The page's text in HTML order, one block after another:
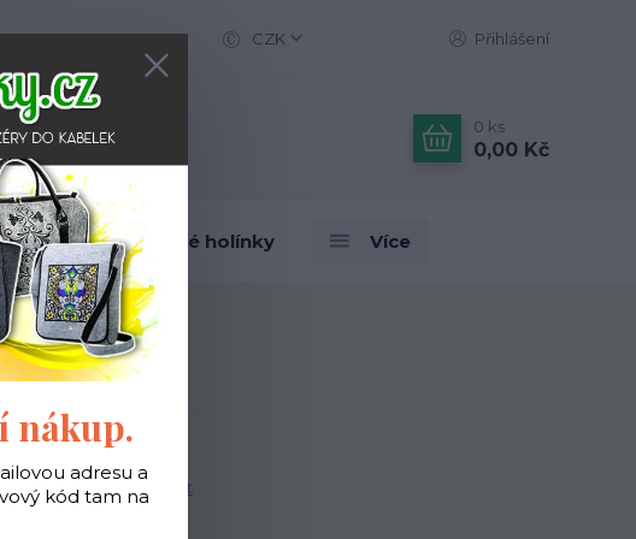
CZK Přihlášení
0 ks
0,00 Kč
Designové holínky Více
Ohodnotit produkt
nákup.
adresu a
kód tam na